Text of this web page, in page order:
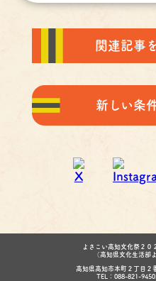
関連記事
新しい条
よさこい高知文化祭２０
（高知県文化生活部
高知県高知市本町２丁目２
TEL：088-821-